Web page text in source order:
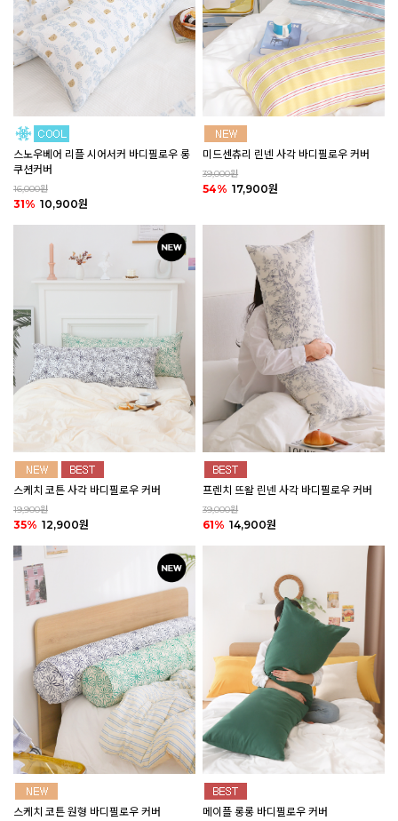
스노우베어 리플 시어서커 바디필로우 롱
쿠션커버
16,000원
31% 10,900원
미드센츄리 린넨 사각 바디필로우 커버
39,000원
54% 17,900원
스케치 코튼 사각 바디필로우 커버
19,900원
35% 12,900원
프렌치 뜨왈 린넨 사각 바디필로우 커버
39,000원
61% 14,900원
스케치 코튼 원형 바디필로우 커버 메이플 롱롱 바디필로우 커버